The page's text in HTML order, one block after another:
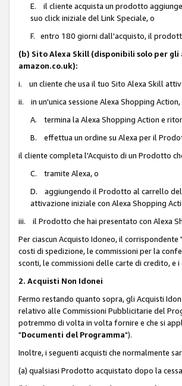
E. il cliente acquista un prodotto
suo click iniziale del Link Speciale, o
F. entro 180 giorni dall'acquisto, il
(b) Sito Alexa Skill (disponibili solo per
amazon.co.uk):
i. un cliente che usa il tuo Sito Alexa Skill
ii. in un'unica sessione Alexa Shopping
A. termina la Alexa Shopping Action e
B. effettua un ordine su Alexa per il
il cliente completa l'Acquisto di un Prodotto
C. tramite Alexa, o
D. aggiungendo il Prodotto al carrello
attivazione iniziale con Alexa Shopping
iii. il Prodotto che hai presentato con Alexa
Per ciascun Acquisto Idoneo, il corrispondente "
costi di spedizione, le commissioni per la
sconti, le commissioni delle carte di credito, e
2. Acquisti Non Idonei
Fermo restando quanto sopra, gli Acquisti
relativo alle Commissioni Pubblicitarie del
potremmo di volta in volta fornire e che si
"Documenti del Programma").
Inoltre, i seguenti acquisti che normalmente
(a) qualsiasi Prodotto acquistato dopo la